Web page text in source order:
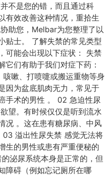
不是您的错，而且通过科
有效改善这种情况，重拾生
助您，Melbar为您整理了以
贴士。 了解失禁的常见类型
可能会出现以下症状： 失禁
它们有助于我们对症下药：
嗽、打喷嚏或搬运重物等身
因为盆底肌肉无力，常见于
手术的男性 。 02 急迫性尿
望。有时候仅仅是听到流水
况 。这在患有糖尿病、中风
溢出性尿失禁 感觉无法将
生的男性或患有严重便秘的
泌尿系统本身是正常的，但
障碍（例如忘记厕所在哪